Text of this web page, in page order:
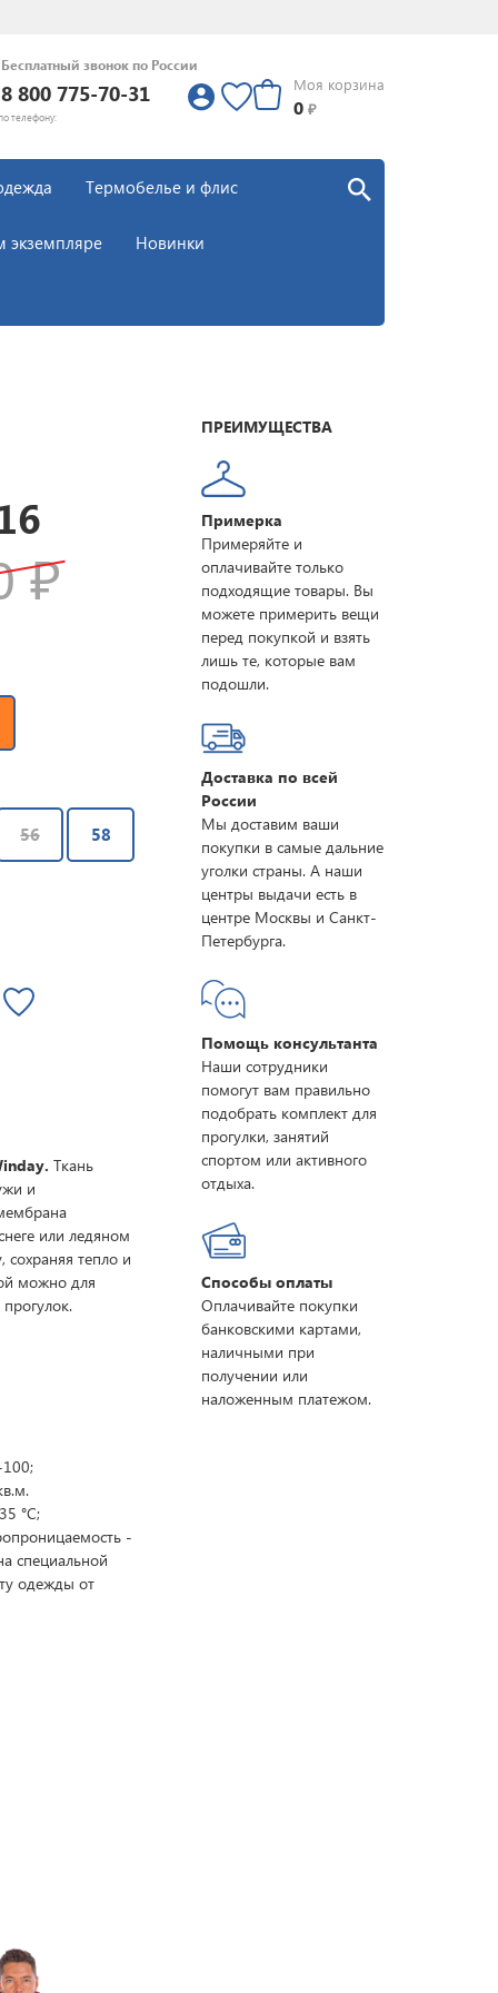
Бесплатный звонок по России
8 800 775-70-31
телефону:
Моя корзина
0 ₽
Термобелье и флис
экземпляре Новинки
₽
56 58
Ткань
и
или ледяном
сохраняя тепло и
можно для
°C;
-
специальной
одежды от
ПРЕИМУЩЕСТВА
Примерка
Примеряйте и
оплачивайте только
подходящие товары. Вы
можете примерить вещи
перед покупкой и взять
лишь те, которые вам
подошли.
Доставка по всей
России
Мы доставим ваши
покупки в самые дальние
уголки страны. А наши
центры выдачи есть в
центре Москвы и Санкт-
Петербурга.
Помощь консультанта
Наши сотрудники
помогут вам правильно
подобрать комплект для
прогулки, занятий
спортом или активного
отдыха.
Способы оплаты
Оплачивайте покупки
банковскими картами,
наличными при
получении или
наложенным платежом.